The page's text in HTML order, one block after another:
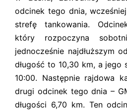
odcinek tego dnia,
strefę tankowania.
który rozpoczyna
jednocześnie najdłuższym
długość to 10,30 km, a jego
10:00. Następnie rajdowa
drugi odcinek tego dnia –
długości 6,70 km. Ten